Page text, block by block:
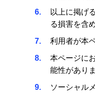
6
以上に掲げ
る損害を含
7 利用者が本
8
本ページに
能性があり
9 ソーシャル